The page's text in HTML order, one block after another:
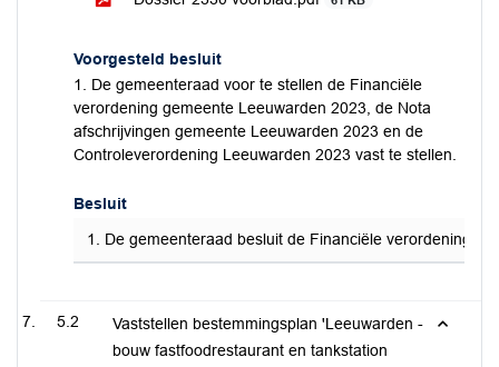
Voorgesteld besluit
1. De gemeenteraad voor te stellen de Financiële
verordening gemeente Leeuwarden 2023, de Nota
afschrijvingen gemeente Leeuwarden 2023 en de
Controleverordening Leeuwarden 2023 vast te stellen.
Besluit
1. De gemeenteraad besluit de Financiële verordening
5.2
Vaststellen bestemmingsplan 'Leeuwarden -
bouw fastfoodrestaurant en tankstation